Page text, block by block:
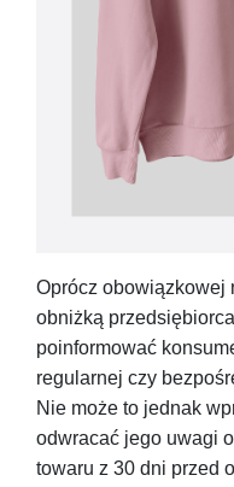
Oprócz obowiązkowej
obniżką
poinformować
regularnej czy
Nie może to jednak
odwracać jego uwagi
towaru z 30 dni przed